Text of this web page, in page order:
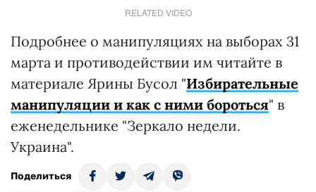
RELATED VIDEO
Подробнее о манипуляциях на выборах 31
марта и противодействии им читайте в
материале Ярины Бусол "Избирательные
манипуляции и как с ними бороться" в
еженедельнике "Зеркало недели.
Украина".
Поделиться